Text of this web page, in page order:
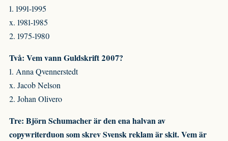
1. 1991-1995
x. 1981-1985
2. 1975-1980
Två: Vem vann Guldskrift 2007?
1. Anna Qvennerstedt
x. Jacob Nelson
2. Johan Olivero
Tre: Björn Schumacher är den ena halvan av
copywriterduon som skrev Svensk reklam är skit. Vem är